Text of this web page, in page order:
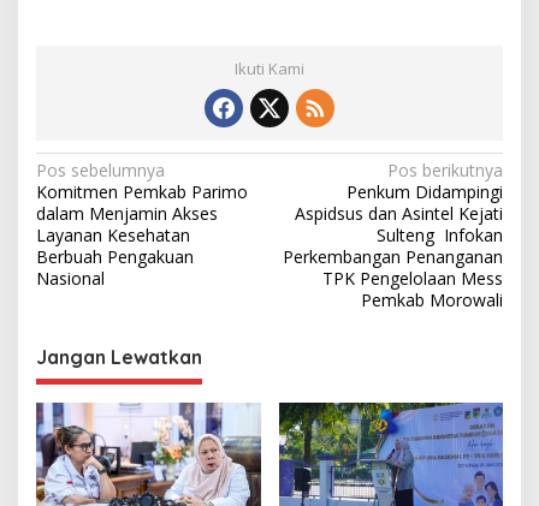
Ikuti Kami
N
a
v
i
a
s
i
p
o
Pos sebelumnya
Komitmen Pemkab Parimo
dalam Menjamin Akses
Layanan Kesehatan
Berbuah Pengakuan
Nasional
Pos berikutnya
Penkum Didampingi
Aspidsus dan Asintel Kejati
Sulteng Infokan
Perkembangan Penanganan
TPK Pengelolaan Mess
Pemkab Morowali
Jangan Lewatkan